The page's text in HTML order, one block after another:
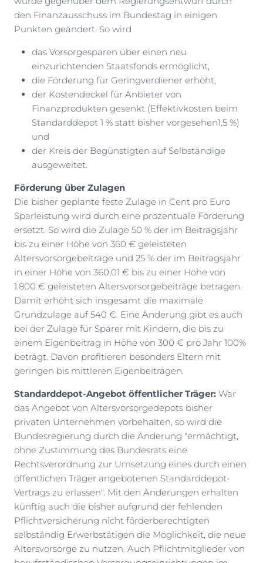
den Finanzausschuss im Bundestag in einigen
Punkten geändert. So wird
das Vorsorgesparen über einen neu
einzurichtenden Staatsfonds ermöglicht,
die Förderung für Geringverdiener erhöht,
der Kostendeckel für Anbieter von
Finanzprodukten gesenkt (Effektivkosten beim
Standarddepot 1 % statt bisher vorgesehen1,5 %)
und
der Kreis der Begünstigten auf Selbständige
ausgeweitet.
Förderung über Zulagen
Die bisher geplante feste Zulage in Cent pro Euro
Sparleistung wird durch eine prozentuale Förderung
ersetzt. So wird die Zulage 50 % der im Beitragsjahr
bis zu einer Höhe von 360 € geleisteten
Altersvorsorgebeiträge und 25 % der im Beitragsjahr
in einer Höhe von 360,01 € bis zu einer Höhe von
1.800 € geleisteten Altersvorsorgebeiträge betragen.
Damit erhöht sich insgesamt die maximale
Grundzulage auf 540 €. Eine Änderung gibt es auch
bei der Zulage für Sparer mit Kindern, die bis zu
einem Eigenbeitrag in Höhe von 300 € pro Jahr 100%
beträgt. Davon profitieren besonders Eltern mit
geringen bis mittleren Eigenbeiträgen.
Standarddepot-Angebot öffentlicher Träger: War
das Angebot von Altersvorsorgedepots bisher
privaten Unternehmen vorbehalten, so wird die
Bundesregierung durch die Änderung "ermächtigt,
ohne Zustimmung des Bundesrats eine
Rechtsverordnung zur Umsetzung eines durch einen
öffentlichen Träger angebotenen Standarddepot-
Vertrags zu erlassen". Mit den Änderungen erhalten
künftig auch die bisher aufgrund der fehlenden
Pflichtversicherung nicht förderberechtigten
selbständig Erwerbstätigen die Möglichkeit, die neue
Altersvorsorge zu nutzen. Auch Pflichtmitglieder von